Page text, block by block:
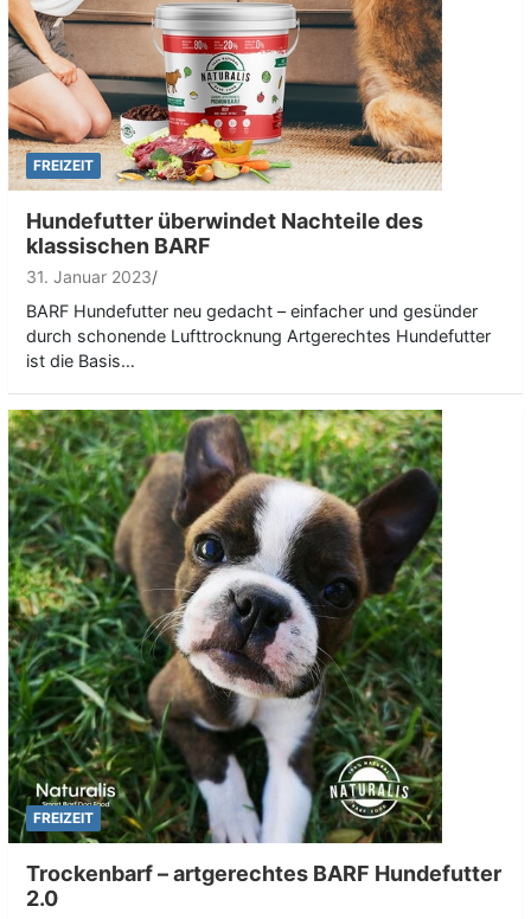
FREIZEIT
Hundefutter überwindet Nachteile des
klassischen BARF
31. Januar 2023
BARF Hundefutter neu gedacht – einfacher und gesünder
durch schonende Lufttrocknung Artgerechtes Hundefutter
ist die Basis…
FREIZEIT
Trockenbarf – artgerechtes BARF Hundefutter
2.0